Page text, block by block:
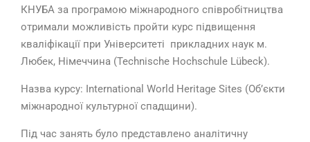
КНУБА за програмою міжнародного співробітництва
отримали можливість пройти курс підвищення
кваліфікації при Університеті прикладних наук м.
Любек, Німеччина (Technische Hochschule Lübeck).
Назва курсу: Іnternational World Heritage Sites (Об’єкти
міжнародної культурної спадщини).
Під час занять було представлено аналітичну